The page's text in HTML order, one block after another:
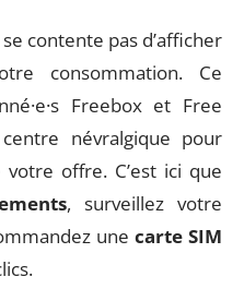
contente pas d’afficher
consommation. Ce
Freebox et Free
névralgique pour
offre. C’est ici que
, surveillez votre
une carte SIM